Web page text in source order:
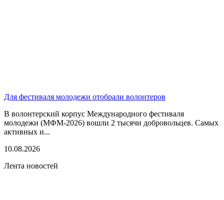
Для фестиваля молодежи отобрали волонтеров
В волонтерский корпус Международного фестиваля
молодежи (МФМ-2026) вошли 2 тысячи добровольцев. Самых
активных и...
10.08.2026
Лента новостей